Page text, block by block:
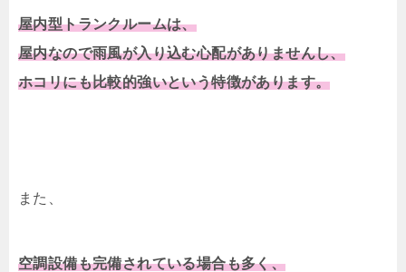
屋内型トランクルームは、
屋内なので雨風が入り込む心配がありませんし、
ホコリにも比較的強いという特徴があります。
また、
空調設備も完備されている場合も多く、